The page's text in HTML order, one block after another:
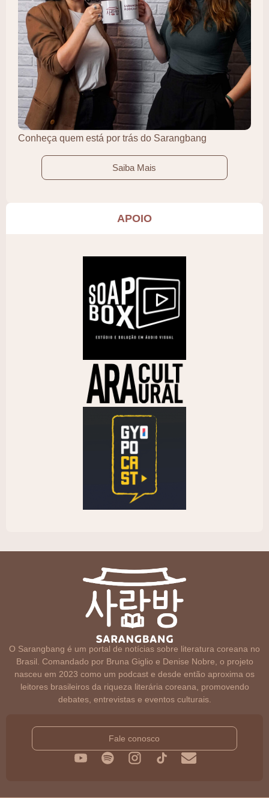
Conheça quem está por trás do Sarangbang
Saiba Mais
APOIO
O Sarangbang é um portal de notícias sobre literatura coreana no
Brasil. Comandado por Bruna Giglio e Denise Nobre, o projeto
nasceu em 2023 como um podcast e desde então aproxima os
leitores brasileiros da riqueza literária coreana, promovendo
debates, entrevistas e eventos culturais.
Fale conosco